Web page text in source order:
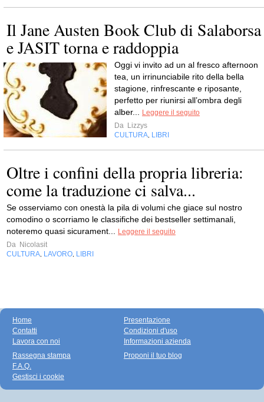
Il Jane Austen Book Club di Salaborsa
e JASIT torna e raddoppia
Oggi vi invito ad un al fresco afternoon
tea, un irrinunciabile rito della bella
stagione, rinfrescante e riposante,
perfetto per riunirsi all’ombra degli
alber... Leggere il seguito
Da Lizzys
CULTURA, LIBRI
Oltre i confini della propria libreria:
come la traduzione ci salva...
Se osserviamo con onestà la pila di volumi che giace sul nostro
comodino o scorriamo le classifiche dei bestseller settimanali,
noteremo quasi sicurament... Leggere il seguito
Da Nicolasit
CULTURA, LAVORO, LIBRI
Home
Contatti
Lavora con noi
Presentazione
Condizioni d'uso
Informazioni azienda
Rassegna stampa
F.A.Q.
Gestisci i cookie
Proponi il tuo blog